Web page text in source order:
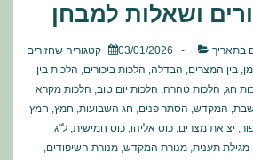
ושאלות למבחן
בתאריך 03/01/2026 קטגוריה שחזורים
, בין המצרים, הבדלה, הלכות ביכורים, הלכות בין
חג, הלכות טהרה, הלכות יום טוב, הלכות מקרא
, המקדש, הסתר פנים, חג השבועות, חמץ, חמץ
, יציאת מצרים, כוס אליהו, כוס חמישית, ל"ג
מגילת תענית, מנורת המקדש, מנורת השיפודים,